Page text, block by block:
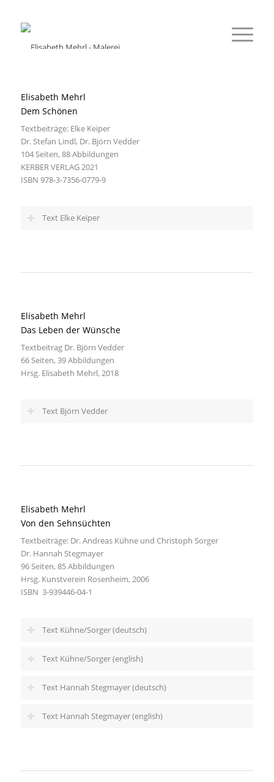
Elisabeth Mehrl
Dem Schönen
Textbeiträge: Elke Keiper
Dr. Stefan Lindl, Dr. Björn Vedder
104 Seiten, 88 Abbildungen
KERBER VERLAG 2021
ISBN 978-3-7356-0779-9
Text Elke Keiper
Elisabeth Mehrl
Das Leben der Wünsche
Textbeitrag Dr. Björn Vedder
66 Seiten, 39 Abbildungen
Hrsg. Elisabeth Mehrl, 2018
Text Björn Vedder
Elisabeth Mehrl
Von den Sehnsüchten
Textbeiträge: Dr. Andreas Kühne und Christoph Sorger
Dr. Hannah Stegmayer
96 Seiten, 85 Abbildungen
Hrsg. Kunstverein Rosenheim, 2006
ISBN 3-939446-04-1
Text Kühne/Sorger (deutsch)
Text Kühne/Sorger (english)
Text Hannah Stegmayer (deutsch)
Text Hannah Stegmayer (english)